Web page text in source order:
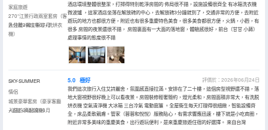
家庭旅遊
270°江景行政兩室套房（客
卧分離+獨立衞浴+洗烘衣
機）
入住於2026年07月
酒店環境整體很整潔，打掃得特別乾淨房間的 佈局很不錯，設施設備很齊全 有冰箱洗衣機
微波爐 ，這家酒店坐落在解放碑的中心，去解放碑3分鐘就到了，交通非常的方便，去附近
遊玩的地方也都很方便，附近也有很多重慶特色美食，很多美食都很方便，火鍋，小麪，有
很多 房間的夜景還很不錯， 房間裏面有一大面的落地窗，體驗感很好，前台（甘甘 小蔣）
處理事情的態度很不錯
SKY-SUMMER
情侶
城景豪華套房（豪享客廳
+浴缸+高配設施）
入住於2026年06月
5.0 極好
評價於：2026年06月24日
我們這次旅行入住艾詩麗舍，氛圍感直接拉滿。安排在了二十樓，這個房型視野還不錯，落
地大窗視野很好晚上可以看夜景。房間裝修輕奢簡約，燈光柔和，房間面積非常大，有洗脱
烘衣機 空氣清淨機 大冰箱 三台冷氣 電動窗簾 。全屋衞生每天打理得很細緻，智能設備齊
全，床品柔軟親膚。管家（蓉蓉和悅悅）服務貼心，有需求響應迅速，樓下就是小吃商圈，
附近非常多美味的重慶美食，出行遊玩便利，是來重慶旅遊住宿的好選擇。 來自台灣